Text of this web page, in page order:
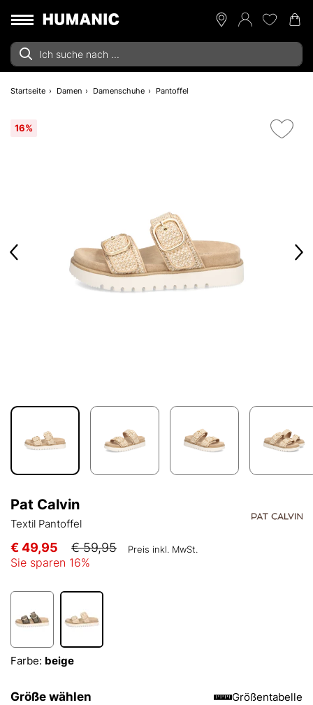
Startseite Damen Damenschuhe Pantoffel
16%
Pat Calvin
Textil Pantoffel
€ 49,95 € 59,95 Preis inkl. MwSt.
Sie sparen 16%
Farbe: beige
Größe wählen Größentabelle